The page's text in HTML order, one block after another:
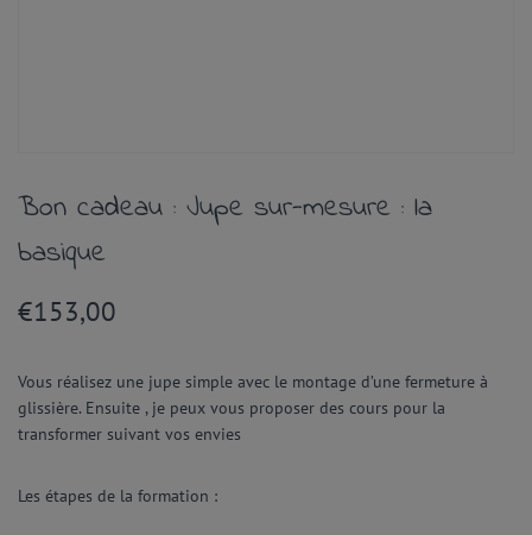
Bon cadeau : Jupe sur-mesure : la
basique
€153,00
Vous réalisez une jupe simple avec le montage d’une fermeture à
glissière. Ensuite , je peux vous proposer des cours pour la
transformer suivant vos envies
Les étapes de la formation :